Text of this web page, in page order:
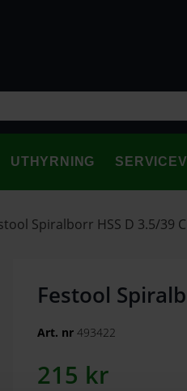
UTHYRNING
Spiralborr HSS D 3.5/39
Festool
Art. nr 493422
215 kr